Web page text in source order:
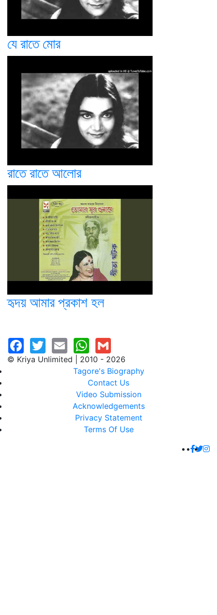
যে রাতে মোর
রাতে রাতে আলোর
হৃদয় আমার প্রকাশ হল
© Kriya Unlimited | 2010 - 2026
Tagore's Biography
Contact Us
Video Submission
Acknowledgements
Privacy Statement
Terms Of Use